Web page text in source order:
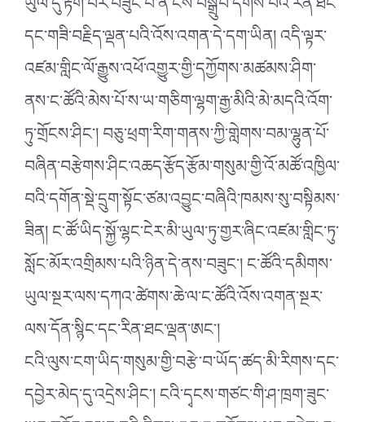
དང་གཟི་བརྗིད་ལྡན་པའི་འོས་འགན་དེ་དག་ཡིན། འདི་ལྟར་
འཛམ་གླིང་ལོ་རྒྱུས་འཕོ་འགྱུར་གྱི་དཀྱོགས་མཚམས་ཤིག་
ནས་ང་ཚོའི་མེས་པོ་ས་ཡ་གཅིག་ལྷག་རྒྱ་མིའི་མེ་མདའི་འོག་
ཏུ་གྲོངས་ཤིང༌། བཅུ་ཕྲག་རིག་གནས་ཀྱི་གླེགས་བམ་ལྷུན་པོ་
བཞིན་བརྩེགས་ཤིང་འཆད་རྩོད་རྩོམ་གསུམ་གྱི་འོ་མཚོ་འཁྱིལ་
བའི་དགོན་སྡེ་དྲུག་སྟོང་ཙམ་འབྱུང་བཞིའི་ཁམས་སུ་བསྟིམས་
ཟིན། ང་ཚོ་ཡིད་སྐྱོ་ལྷང་ངེར་མི་ཡུལ་ཏུ་གྱར་ཞིང་འཛམ་གླིང་ཏུ་
སློང་མོར་འགྲིམས་པའི་ཉིན་དེ་ནས་བཟུང༌། ང་ཚོའི་དམིགས་
ཡུལ་སྔར་ལས་དཀའ་ཚེགས་ཆེ་ལ་ང་ཚོའི་འོས་འགན་སྔར་
ལས་དོན་སྙིང་དང་རིན་ཐང་ལྡན་ཨང༌།
ངའི་ལུས་ངག་ཡིད་གསུམ་གྱི་བརྩེ་བ་ཡོད་ཚད་མི་རིགས་དང་
དབྱེར་མེད་དུ་འདྲེས་ཤིང༌། ངའི་དྭངས་གཙང་གི་ཤ་ཁྲག་ཟུང་